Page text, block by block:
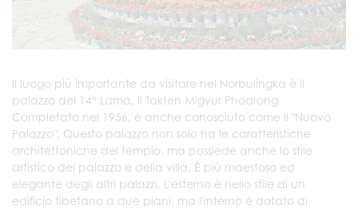
Il luogo più importante da visitare nel Norbulingka è il
palazzo del 14° Lama, il Takten Migyur Phodrong.
Completato nel 1956, è anche conosciuto come il "Nuovo
Palazzo". Questo palazzo non solo ha le caratteristiche
architettoniche del tempio, ma possiede anche lo stile
artistico del palazzo e della villa. È più maestoso ed
elegante degli altri palazzi. L'esterno è nello stile di un
edificio tibetano a due piani, ma l'interno è dotato di